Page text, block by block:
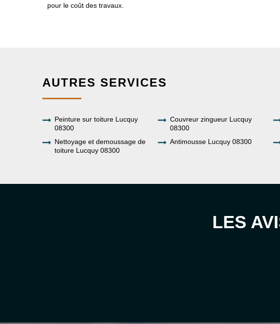
pour le coût des travaux.
AUTRES SERVICES
Peinture sur toiture Lucquy
08300
Couvreur zingueur Lucquy
08300
Nettoyage et demoussage de
toiture Lucquy 08300
Antimousse Lucquy 08300
LES